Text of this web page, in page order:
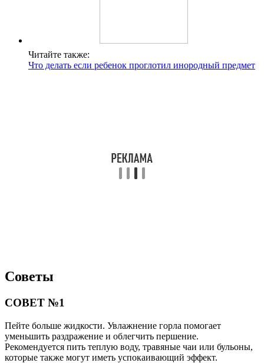
Читайте также:
Что делать если ребенок проглотил инородный предмет
Советы
СОВЕТ №1
Пейте больше жидкости. Увлажнение горла помогает
уменьшить раздражение и облегчить першение.
Рекомендуется пить теплую воду, травяные чаи или бульоны,
которые также могут иметь успокаивающий эффект.